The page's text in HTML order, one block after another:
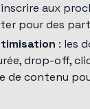
aux
pour des
: les
drop-off,
de contenu